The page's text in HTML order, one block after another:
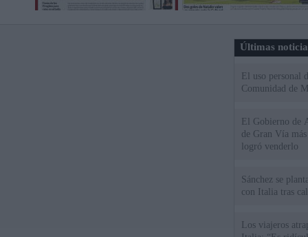
Últimas
El uso personal
Comunidad de
El Gobierno de
de Gran Vía
logró venderlo
Sánchez se
con Italia tras
Los viajeros